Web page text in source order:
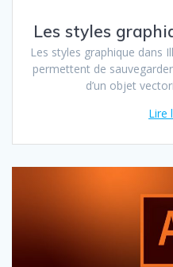
Les styles
Les styles graphique dans
permettent de
d’un objet
Lire